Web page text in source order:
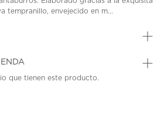
tempranillo, envejecido en m...
que tienen este producto.